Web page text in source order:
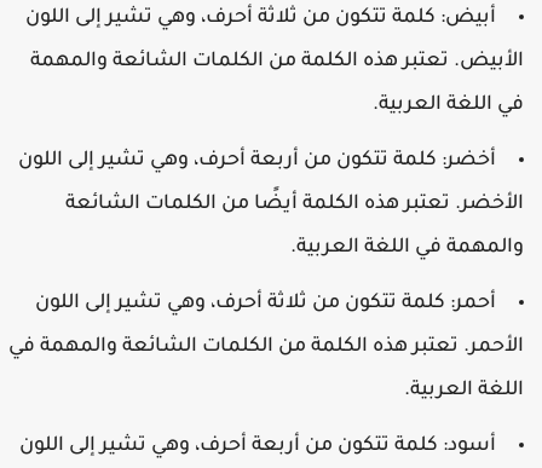
أبيض: كلمة تتكون من ثلاثة أحرف، وهي تشير إلى اللون
تعتبر هذه الكلمة من الكلمات الشائعة والمهمة
اللغة العربية.
أخضر: كلمة تتكون من أربعة أحرف، وهي تشير إلى اللون
تعتبر هذه الكلمة أيضًا من الكلمات الشائعة
في اللغة العربية.
أحمر: كلمة تتكون من ثلاثة أحرف، وهي تشير إلى اللون
تعتبر هذه الكلمة من الكلمات الشائعة والمهمة في
العربية.
أسود: كلمة تتكون من أربعة أحرف، وهي تشير إلى اللون